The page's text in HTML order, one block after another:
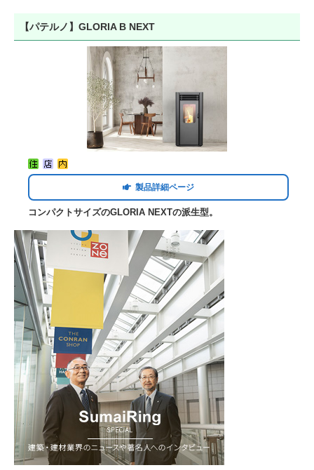
【パテルノ】GLORIA B NEXT
製品詳細ページ
コンパクトサイズのGLORIA NEXTの派生型。